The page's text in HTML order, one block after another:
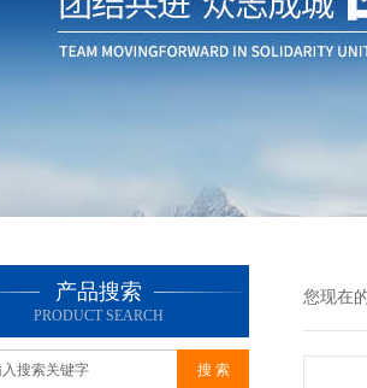
产品搜索
PRODUCT SEARCH
您现在